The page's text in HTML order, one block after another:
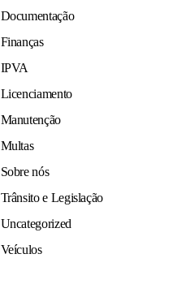
Documentação
Finanças
IPVA
Licenciamento
Manutenção
Multas
Sobre nós
Trânsito e Legislação
Uncategorized
Veículos